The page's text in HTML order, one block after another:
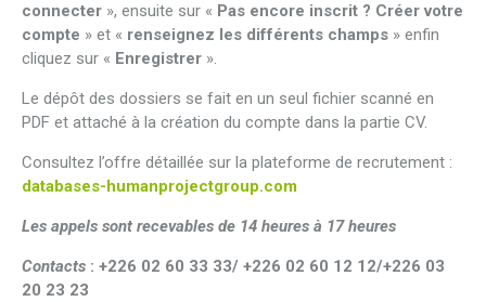
connecter », ensuite sur « Pas encore inscrit ? Créer votre
compte » et « renseignez les différents champs » enfin
cliquez sur « Enregistrer ».
Le dépôt des dossiers se fait en un seul fichier scanné en
PDF et attaché à la création du compte dans la partie CV.
Consultez l’offre détaillée sur la plateforme de recrutement :
databases-humanprojectgroup.com
Les appels sont recevables de 14 heures à 17 heures
Contacts : +226 02 60 33 33/ +226 02 60 12 12/+226 03
20 23 23